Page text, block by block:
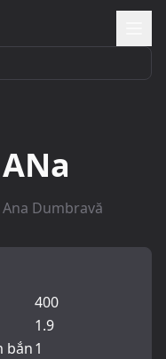
ANa
Ana Dumbravă
400
1.9
bắn1